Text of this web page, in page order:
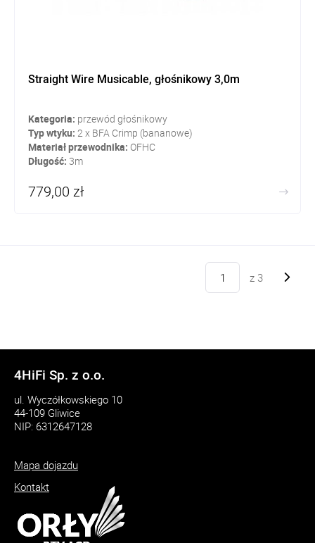
Straight Wire Musicable, głośnikowy 3,0m
Kategoria: przewód głośnikowy
Typ wtyku: 2 x BFA Crimp (bananowe)
Materiał przewodnika: OFHC
Długość: 3m
779,00 zł
z 3
4HiFi Sp. z o.o.
ul. Wyczółkowskiego 10
44-109 Gliwice
NIP: 6312647128
Mapa dojazdu
Kontakt